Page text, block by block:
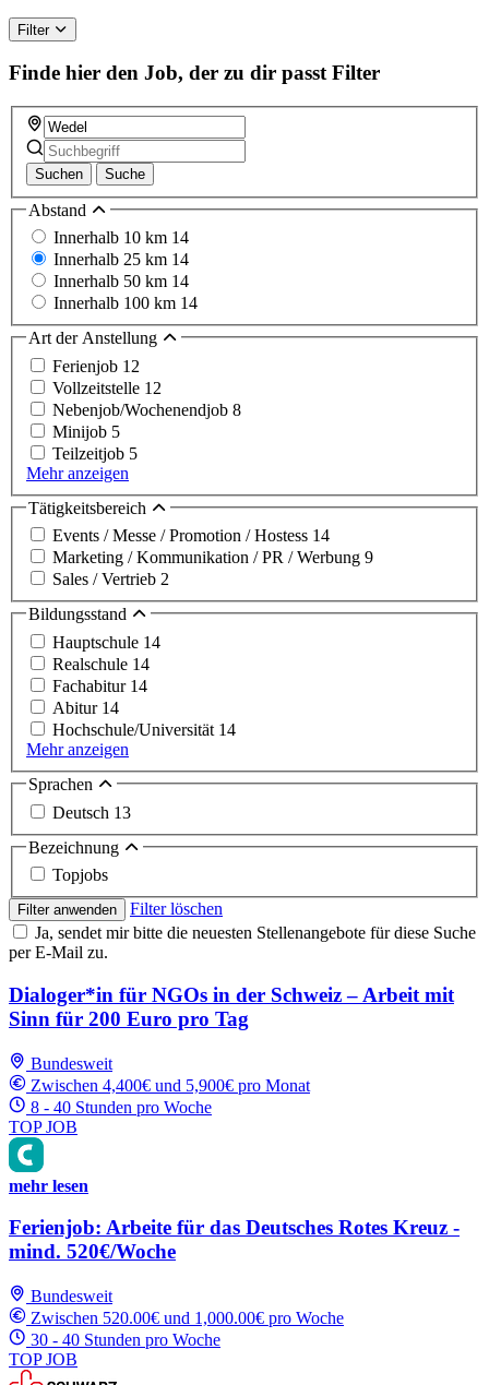
this
field
Filter
Finde hier den Job, der zu dir passt Filter
Suchen Suche
Abstand
Innerhalb 10 km 14
Innerhalb 25 km 14
Innerhalb 50 km 14
Innerhalb 100 km 14
Art der Anstellung
Ferienjob 12
Vollzeitstelle 12
Nebenjob/Wochenendjob 8
Minijob 5
Teilzeitjob 5
Mehr anzeigen
Tätigkeitsbereich
Events / Messe / Promotion / Hostess 14
Marketing / Kommunikation / PR / Werbung 9
Sales / Vertrieb 2
Bildungsstand
Hauptschule 14
Realschule 14
Fachabitur 14
Abitur 14
Hochschule/Universität 14
Mehr anzeigen
Sprachen
Deutsch 13
Bezeichnung
Topjobs
Filter anwenden
Filter löschen
Ja, sendet mir bitte die neuesten Stellenangebote für diese Suche
per E-Mail zu.
Dialoger*in für NGOs in der Schweiz – Arbeit mit
Sinn für 200 Euro pro Tag
Bundesweit
Zwischen 4,400€ und 5,900€ pro Monat
8 - 40 Stunden pro Woche
TOP JOB
mehr lesen
Ferienjob: Arbeite für das Deutsches Rotes Kreuz -
mind. 520€/Woche
Bundesweit
Zwischen 520.00€ und 1,000.00€ pro Woche
30 - 40 Stunden pro Woche
TOP JOB